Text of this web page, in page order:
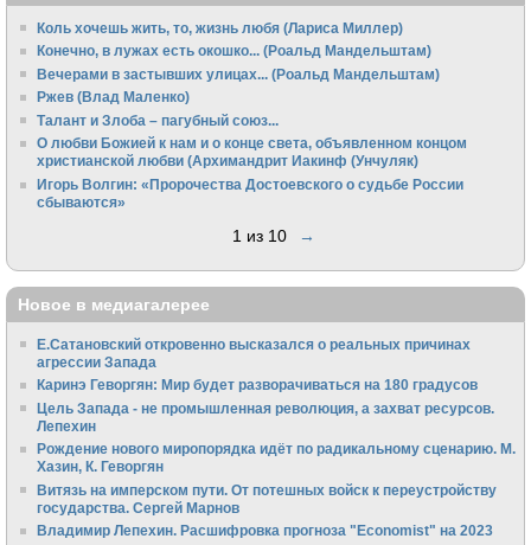
Коль хочешь жить, то, жизнь любя (Лариса Миллер)
Конечно, в лужах есть окошко... (Роальд Мандельштам)
Вечерами в застывших улицах... (Роальд Мандельштам)
Ржев (Влад Маленко)
Талант и Злоба – пагубный союз...
О любви Божией к нам и о конце света, объявленном концом
христианской любви (Архимандрит Иакинф (Унчуляк)
Игорь Волгин: «Пророчества Достоевского о судьбе России
сбываются»
1 из 10 →
Новое в медиагалерее
Е.Сатановский откровенно высказался о реальных причинах
агрессии Запада
Каринэ Геворгян: Мир будет разворачиваться на 180 градусов
Цель Запада - не промышленная революция, а захват ресурсов.
Лепехин
Рождение нового миропорядка идёт по радикальному сценарию. М.
Хазин, К. Геворгян
Витязь на имперском пути. От потешных войск к переустройству
государства. Сергей Марнов
Владимир Лепехин. Расшифровка прогноза "Economist" на 2023